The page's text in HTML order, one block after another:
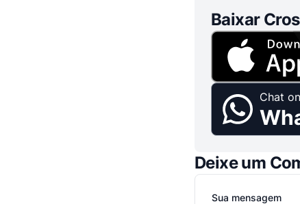
Baixar
Chat on
Deixe um
Sua mensagem